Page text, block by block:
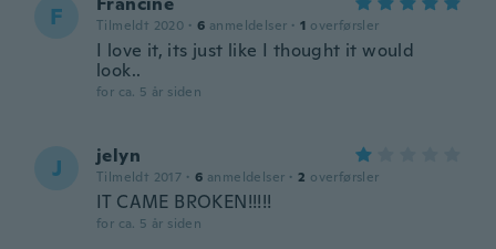
F Tilmeldt 2020 · 6 anmeldelser · 1 overførsler
I love it, its just like I thought it would
look..
for ca. 5 år siden
J jelyn
Tilmeldt 2017 · 6 anmeldelser · 2 overførsler
IT CAME BROKEN!!!!!
for ca. 5 år siden